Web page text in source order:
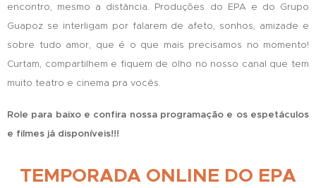
encontro, mesmo a distância. Produções do EPA e do Grupo
Guapoz se interligam por falarem de afeto, sonhos, amizade e
sobre tudo amor, que é o que mais precisamos no momento!
Curtam, compartilhem e fiquem de olho no nosso canal que tem
muito teatro e cinema pra vocês.
Role para baixo e confira nossa programação e os espetáculos
e filmes já disponíveis!!!
TEMPORADA ONLINE DO EPA